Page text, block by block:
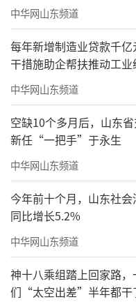
区域交通布局、经
业发展提供各方
集，依托京沪黄金
圈，其规格之高，
绿地·济南城
入济南城市发展史
然，也是塑造城市
中华网山东频道
每年新增制造业贷款千
干措施助企帮扶推动工
中华网山东频道
空缺10个多月后，山东
新任“一把手”于永生
中华网山东频道
今年前十个月，山东社
同比增长5.2%
中华网山东频道
神十八乘组踏上回家路
们“太空出差”半年都干